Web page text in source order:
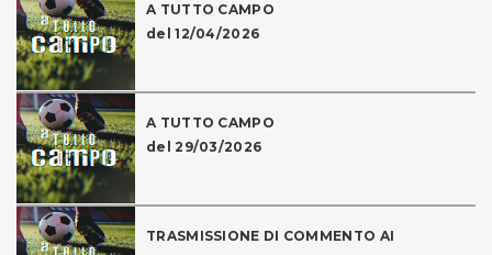
A TUTTO CAMPO
del 12/04/2026
A TUTTO CAMPO
del 29/03/2026
TRASMISSIONE DI COMMENTO AI